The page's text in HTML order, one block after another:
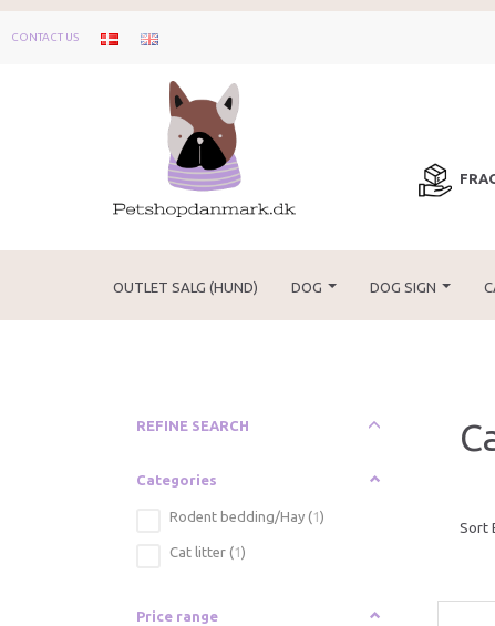
CONTACT US
OUTLET SALG (HUND) DOG DOG SIGN
REFINE SEARCH
Categories
Rodent bedding/Hay (1)
Cat litter (1)
Price range
Sort